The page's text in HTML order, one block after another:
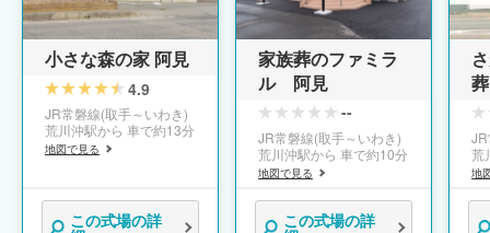
小さな森の家 阿見
4.9
JR常磐線(取手～いわき)
荒川沖駅から 車で約13分
地図で見る
この式場の詳
家族葬のファミラ
ル 阿見
--
JR常磐線(取手～いわき)
荒川沖駅から 車で約10分
地図で見る
この式場の詳
荒
地